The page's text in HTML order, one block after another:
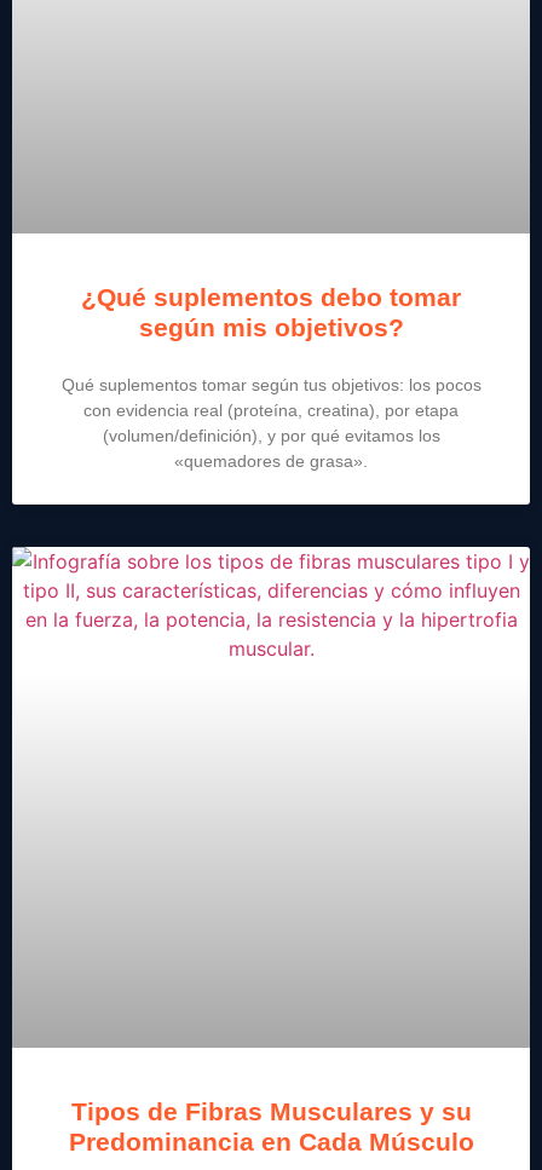
¿Qué suplementos debo tomar
según mis objetivos?
Qué suplementos tomar según tus objetivos: los pocos
con evidencia real (proteína, creatina), por etapa
(volumen/definición), y por qué evitamos los
«quemadores de grasa».
Tipos de Fibras Musculares y su
Predominancia en Cada Músculo